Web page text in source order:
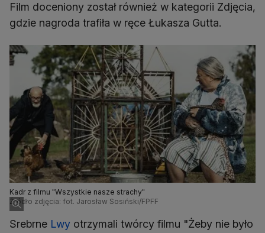
Film doceniony został również w kategorii Zdjęcia,
gdzie nagroda trafiła w ręce Łukasza Gutta.
Kadr z filmu "Wszystkie nasze strachy"
Źródło zdjęcia: fot. Jarosław Sosiński/FPFF
Srebrne Lwy otrzymali twórcy filmu "Żeby nie było